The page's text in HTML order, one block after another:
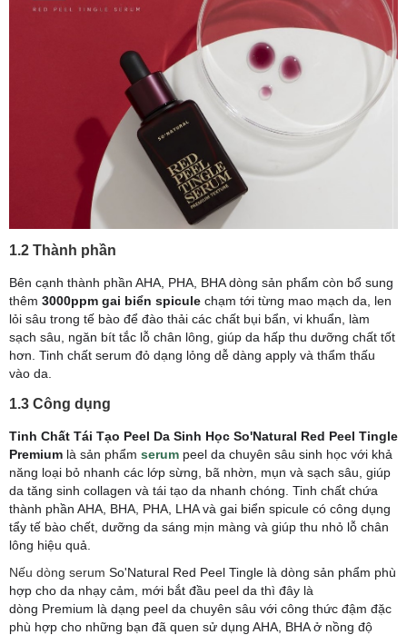
1.2 Thành phần
Bên cạnh thành phần AHA, PHA, BHA dòng sản phẩm còn bổ sung
thêm 3000ppm gai biển spicule chạm tới từng mao mạch da, len
lỏi sâu trong tế bào để đào thải các chất bụi bẩn, vi khuẩn, làm
sạch sâu, ngăn bít tắc lỗ chân lông, giúp da hấp thu dưỡng chất tốt
hơn. Tinh chất serum đỏ dạng lỏng dễ dàng apply và thẩm thấu
vào da.
1.3 Công dụng
Tinh Chất Tái Tạo Peel Da Sinh Học So'Natural Red Peel Tingle
Premium là sản phẩm serum peel da chuyên sâu sinh học với khả
năng loại bỏ nhanh các lớp sừng, bã nhờn, mụn và sạch sâu, giúp
da tăng sinh collagen và tái tạo da nhanh chóng. Tinh chất chứa
thành phần AHA, BHA, PHA, LHA và gai biển spicule có công dụng
tẩy tế bào chết, dưỡng da sáng mịn màng và giúp thu nhỏ lỗ chân
lông hiệu quả.
Nếu dòng serum So'Natural Red Peel Tingle là dòng sản phẩm phù
hợp cho da nhạy cảm, mới bắt đầu peel da thì đây là
dòng Premium là dạng peel da chuyên sâu với công thức đậm đặc
phù hợp cho những bạn đã quen sử dụng AHA, BHA ở nồng độ